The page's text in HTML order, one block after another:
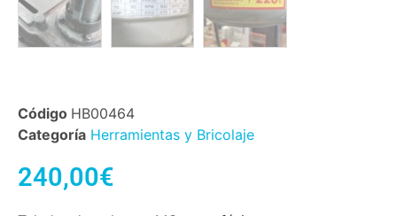
Código HB00464
Categoría Herramientas y Bricolaje
240,00€